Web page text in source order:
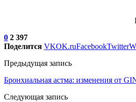
0 2 397
Поделится VKOK.ruFacebookTwitter
Предыдущая запись
Бронхиальная астма: изменения от
Следующая запись